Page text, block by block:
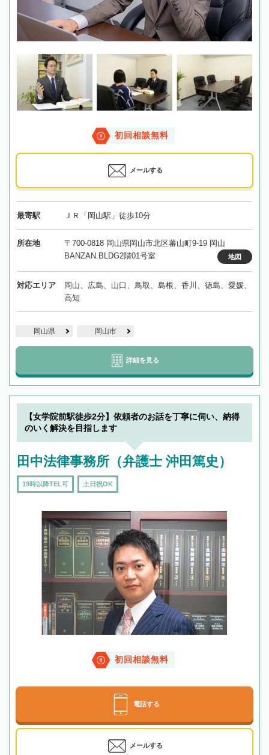
初回相談無料
メールする
最寄駅 ＪＲ「岡山駅」徒歩10分
所在地
〒700-0818 岡山県岡山市北区蕃山町9-19 岡山
BANZAN.BLDG2階01号室
地図
対応エリア
岡山、広島、山口、鳥取、島根、香川、徳島、愛媛、
高知
岡山県 岡山市
詳細を見る
【女学院前駅徒歩2分】依頼者のお話を丁寧に伺い、納得
のいく解決を目指します
田中法律事務所（弁護士 沖田篤史）
19時以降TEL可 土日祝OK
初回相談無料
電話する
メールする